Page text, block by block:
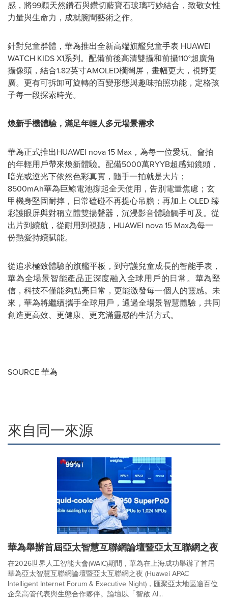
感，將99顆天然鑽石與鑽切藍寶石玻璃巧妙結合，致敬女性
力量與生命力，成就腕間藝術之作。
針對兒童群體，華為推出全新高端旗艦兒童手表 HUAWEI
WATCH KIDS X1系列。配備前後高清雙攝和前攝110°超廣角
攝像頭，結合1.82英寸AMOLED橫闊屏，畫幅更大，視野更
廣。更有可拆卸可旋轉的百變形態與趣味拍照功能，定格孩
子每一段探索時光。
煥新手機體驗，滿足年輕人多元場景需求
華為正式推出HUAWEI nova 15 Max，為每一位愛玩、會拍
的年輕用戶帶來煥新體驗。配備5000萬RYYB超感知鏡頭，
暗光或逆光下依然色彩真實，隨手一拍就是大片；
8500mAh華為巨鯨電池撐起全天使用，告別電量焦慮；玄
甲機身堅固耐摔，日常磕碰不再提心吊膽；再加上 OLED 臻
彩護眼屏與對稱立體雙揚聲器，沉浸影音體驗觸手可及。從
出片到續航，從耐用到視聽，HUAWEI nova 15 Max為每一
份熱愛持續賦能。
從追求極致體驗的旗艦平板，到守護兒童成長的智能手表，
華為全場景智能產品正深度融入全球用戶的日常。華為堅
信，科技不僅能夠點亮日常，更能激發每一個人的靈感。未
來，華為將繼續攜手全球用戶，通過全場景智慧體驗，共同
創造更高效、更健康、更充滿靈感的生活方式。
SOURCE 華為
來自同一來源
華為舉辦首屆亞太智慧互聯網論壇暨亞太互聯網之夜
在2026世界人工智能大會(WAIC)期間，華為在上海成功舉辦了首屆
華為亞太智慧互聯網論壇暨亞太互聯網之夜 (Huawei APAC
Intelligent Internet Forum & Executive Night)，匯聚亞太地區逾百位
企業高管代表與生態合作夥伴。論壇以「智啟 AI...